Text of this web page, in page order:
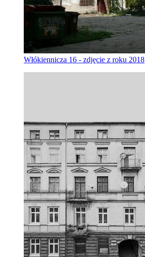
Włókiennicza 16 - zdjęcie z roku 2018